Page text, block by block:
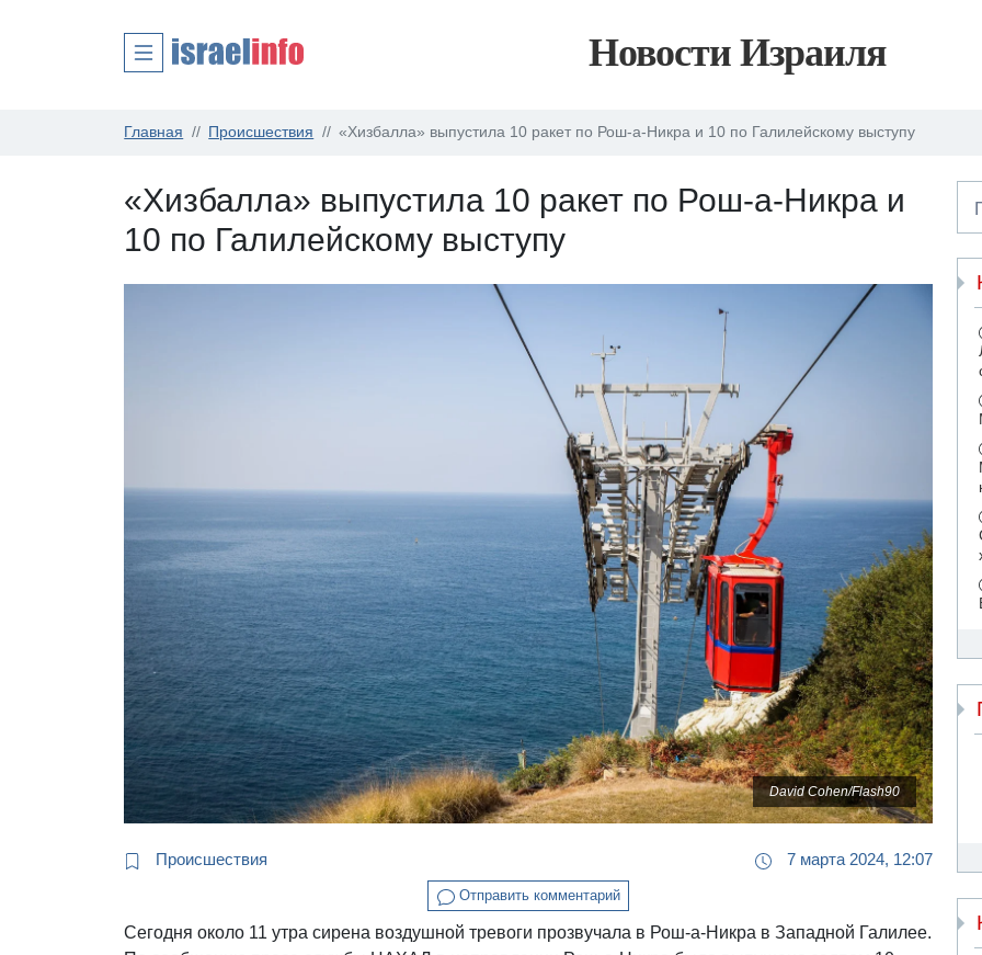
Новости Израиля
Главная Происшествия «Хизбалла» выпустила 10 ракет по Рош-а-Никра и 10 по Галилейскому выступу
«Хизбалла» выпустила 10 ракет по Рош-а-Никра и
10 по Галилейскому выступу
David Cohen/Flash90
Происшествия 7 марта 2024, 12:07
Отправить комментарий
Сегодня около 11 утра сирена воздушной тревоги прозвучала в Рош-а-Никра в Западной Галилее.